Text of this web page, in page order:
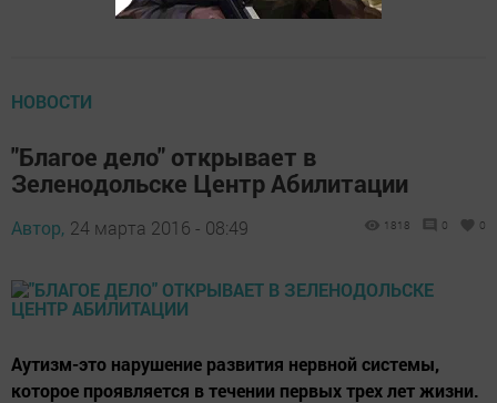
НОВОСТИ
"Благое дело" открывает в
Зеленодольске Центр Абилитации
Автор, 24 марта 2016 - 08:49 1818 0 0
Аутизм-это нарушение развития нервной системы,
которое проявляется в течении первых трех лет жизни.